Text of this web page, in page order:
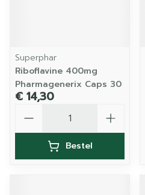
Superphar
Riboflavine 400mg
Pharmagenerix Caps 30
€ 14,30
Bestel